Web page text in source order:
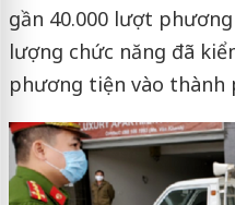
gần 40.000 lượt
lượng chức năng đã
phương tiện vào thành